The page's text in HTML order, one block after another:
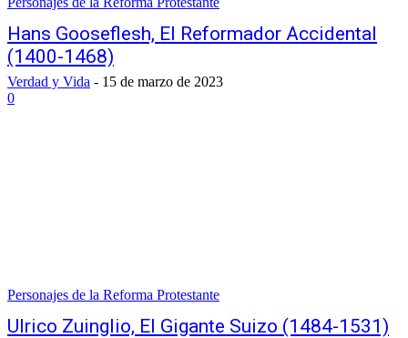
Hans Gooseflesh, El Reformador Accidental
(1400-1468)
Verdad y Vida - 15 de marzo de 2023
0
Personajes de la Reforma Protestante
Ulrico Zuinglio, El Gigante Suizo (1484-1531)